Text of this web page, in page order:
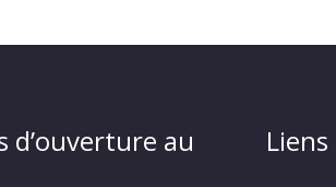
d’ouverture au
Liens